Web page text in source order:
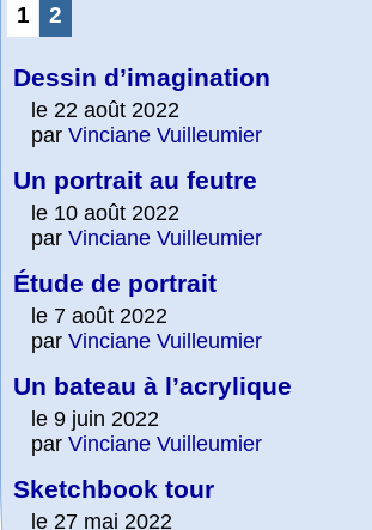
1 2
Dessin d’imagination
le 22 août 2022
par Vinciane Vuilleumier
Un portrait au feutre
le 10 août 2022
par Vinciane Vuilleumier
Étude de portrait
le 7 août 2022
par Vinciane Vuilleumier
Un bateau à l’acrylique
le 9 juin 2022
par Vinciane Vuilleumier
Sketchbook tour
le 27 mai 2022